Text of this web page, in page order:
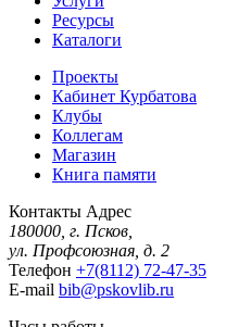
Ресурсы
Каталоги
Проекты
Кабинет Курбатова
Клубы
Коллегам
Магазин
Книга памяти
Контакты Адрес
180000, г. Псков,
ул. Профсоюзная, д. 2
Телефон +7(8112) 72-47-35
E-mail bib@pskovlib.ru